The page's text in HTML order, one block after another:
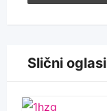
Slični oglasi